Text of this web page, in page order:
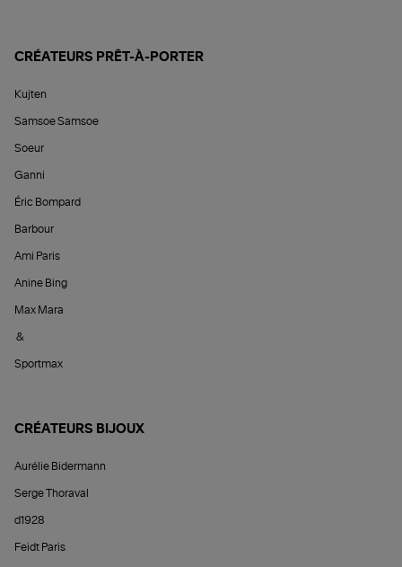
CRÉATEURS PRÊT-À-PORTER
Kujten
Samsoe Samsoe
Soeur
Ganni
Éric Bompard
Barbour
Ami Paris
Anine Bing
Max Mara
&
Sportmax
CRÉATEURS BIJOUX
Aurélie Bidermann
Serge Thoraval
d1928
Feidt Paris